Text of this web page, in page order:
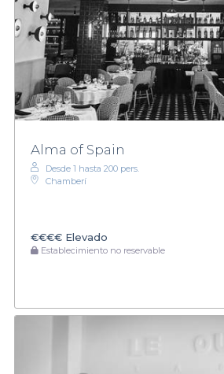
Alma of Spain
Desde 1 hasta 200 pers.
Chamberí
€€€€ Elevado
Establecimiento no reservable